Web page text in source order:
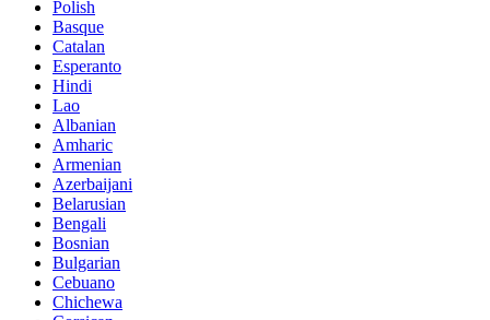
Polish
Basque
Catalan
Esperanto
Hindi
Lao
Albanian
Amharic
Armenian
Azerbaijani
Belarusian
Bengali
Bosnian
Bulgarian
Cebuano
Chichewa